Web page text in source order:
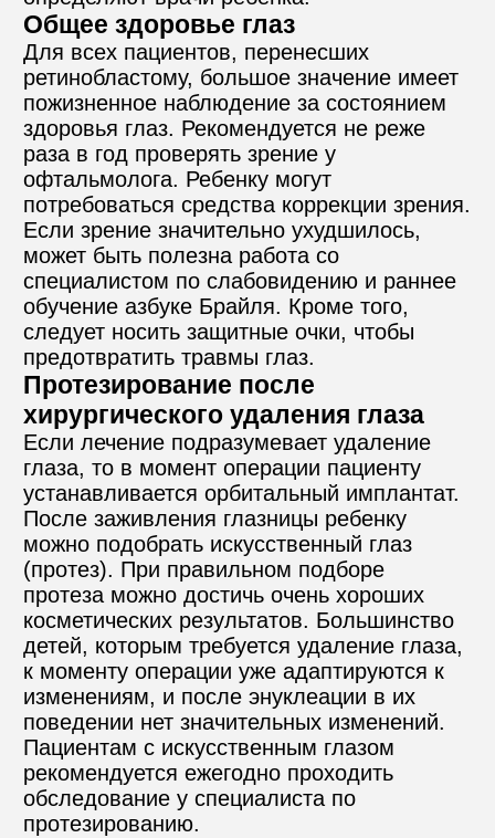
Общее здоровье глаз
Для всех пациентов, перенесших
ретинобластому, большое значение имеет
пожизненное наблюдение за состоянием
здоровья глаз. Рекомендуется не реже
раза в год проверять зрение у
офтальмолога. Ребенку могут
потребоваться средства коррекции зрения.
Если зрение значительно ухудшилось,
может быть полезна работа со
специалистом по слабовидению и раннее
обучение азбуке Брайля. Кроме того,
следует носить защитные очки, чтобы
предотвратить травмы глаз.
Протезирование после
хирургического удаления глаза
Если лечение подразумевает удаление
глаза, то в момент операции пациенту
устанавливается орбитальный имплантат.
После заживления глазницы ребенку
можно подобрать искусственный глаз
(протез). При правильном подборе
протеза можно достичь очень хороших
косметических результатов. Большинство
детей, которым требуется удаление глаза,
к моменту операции уже адаптируются к
изменениям, и после энуклеации в их
поведении нет значительных изменений.
Пациентам с искусственным глазом
рекомендуется ежегодно проходить
обследование у специалиста по
протезированию.